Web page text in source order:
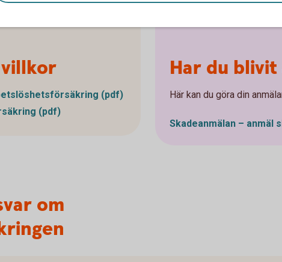
(pdf)
(pdf)
Har du
Här kan du göra din
Skadeanmälan – anmäl
om